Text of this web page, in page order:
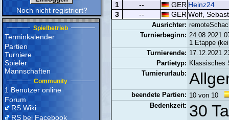
Noch nicht registriert?
Spielbetrieb
Terminkalender
Partien
Turniere
Spieler
Mannschaften
Community
1 Benutzer online
Forum
RS Wiki
RS bei Facebook
1
-- GER Heinz24
3
-- GER Wolf,
Ausrichter:
Turnierbeginn: 24.08.2021
1 Etappe
Turnierende: 17.12.2021
Partietyp: Klassisches
Turnierurlaub:
beendete Partien: 10 von 10
Bedenkzeit: 30